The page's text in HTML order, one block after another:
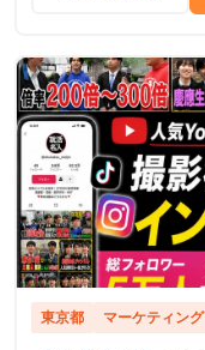
東京都 マーケティング